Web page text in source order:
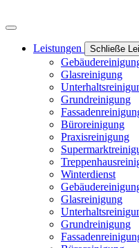
Leistungen Schließe
Glasreinigung
Grundreinigung
Büroreinigung
Praxisreinigung
Winterdienst
Glasreinigung
Grundreinigung